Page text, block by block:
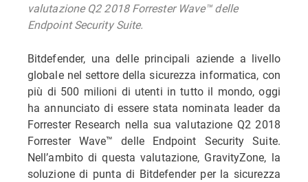
valutazione Q2 2018 Forrester Wave™ delle
Endpoint Security Suite.
Bitdefender, una delle principali aziende a livello
globale nel settore della sicurezza informatica, con
più di 500 milioni di utenti in tutto il mondo, oggi
ha annunciato di essere stata nominata leader da
Forrester Research nella sua valutazione Q2 2018
Forrester Wave™ delle Endpoint Security Suite.
Nell’ambito di questa valutazione, GravityZone, la
soluzione di punta di Bitdefender per la sicurezza